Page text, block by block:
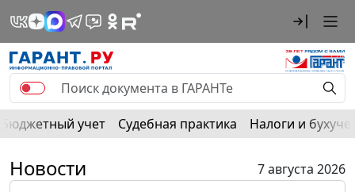
Бюджетный учет Судебная практика Налоги и
Новости
7 августа 2026